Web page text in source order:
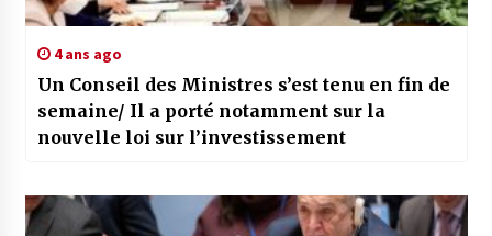
4 ans ago
Un Conseil des Ministres s’est tenu en fin de
semaine/ Il a porté notamment sur la